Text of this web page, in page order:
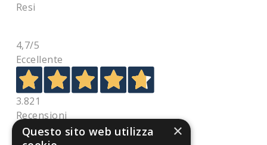
Resi
4,7/5
Eccellente
3.821
Recensioni
×
Questo sito web utilizza